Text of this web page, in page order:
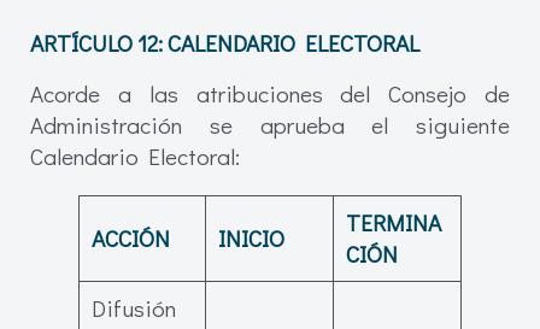
ARTÍCULO 12:CALENDARIO ELECTORAL
Acorde a las atribuciones del Consejo de
Administración se aprueba el siguiente
Calendario Electoral:
ACCIÓN INICIO
TERMINA
CIÓN
Difusión